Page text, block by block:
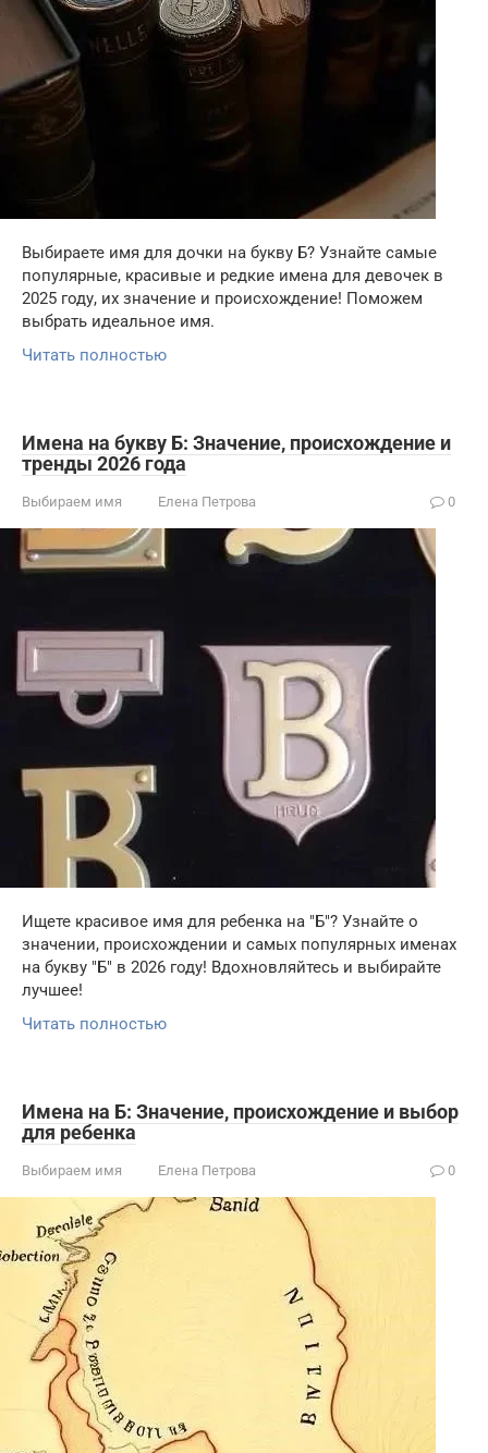
Выбираете имя для дочки на букву Б? Узнайте самые
популярные, красивые и редкие имена для девочек в
2025 году, их значение и происхождение! Поможем
выбрать идеальное имя.
Читать полностью
Имена на букву Б: Значение, происхождение и
тренды 2026 года
Выбираем имя Елена Петрова 0
Ищете красивое имя для ребенка на "Б"? Узнайте о
значении, происхождении и самых популярных именах
на букву "Б" в 2026 году! Вдохновляйтесь и выбирайте
лучшее!
Читать полностью
Имена на Б: Значение, происхождение и выбор
для ребенка
Выбираем имя Елена Петрова 0